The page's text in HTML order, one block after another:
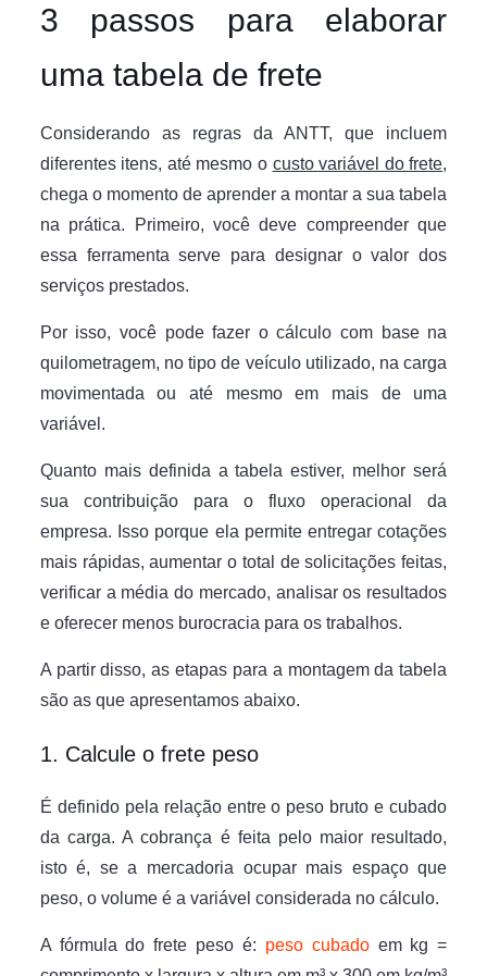
3 passos para elaborar
uma tabela de frete
Considerando as regras da ANTT, que incluem
diferentes itens, até mesmo o custo variável do frete,
chega o momento de aprender a montar a sua tabela
na prática. Primeiro, você deve compreender que
essa ferramenta serve para designar o valor dos
serviços prestados.
Por isso, você pode fazer o cálculo com base na
quilometragem, no tipo de veículo utilizado, na carga
movimentada ou até mesmo em mais de uma
variável.
Quanto mais definida a tabela estiver, melhor será
sua contribuição para o fluxo operacional da
empresa. Isso porque ela permite entregar cotações
mais rápidas, aumentar o total de solicitações feitas,
verificar a média do mercado, analisar os resultados
e oferecer menos burocracia para os trabalhos.
A partir disso, as etapas para a montagem da tabela
são as que apresentamos abaixo.
1. Calcule o frete peso
É definido pela relação entre o peso bruto e cubado
da carga. A cobrança é feita pelo maior resultado,
isto é, se a mercadoria ocupar mais espaço que
peso, o volume é a variável considerada no cálculo.
A fórmula do frete peso é: peso cubadoem kg =